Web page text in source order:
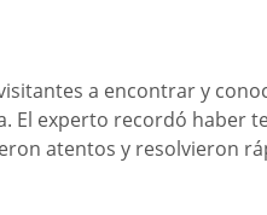
a encontrar y
El experto recordó haber
atentos y resolvieron